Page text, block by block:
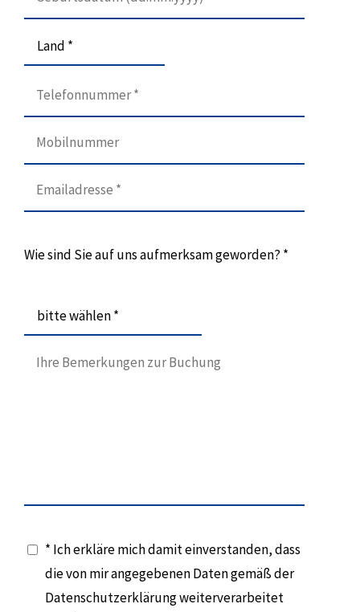
Land *
Wie sind Sie auf uns aufmerksam geworden? *
bitte wählen *
* Ich erkläre mich damit einverstanden, dass
die von mir angegebenen Daten gemäß der
Datenschutzerklärung weiterverarbeitet